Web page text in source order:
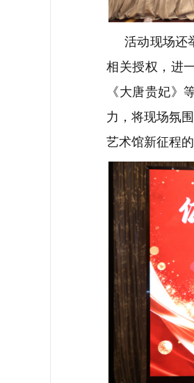
活动现场还
相关授权，进
《大唐贵妃》
力，将现场氛
艺术馆新征程的